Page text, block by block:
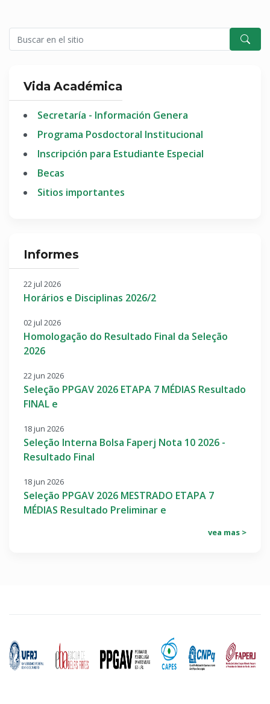
Vida Académica
Secretaría - Información Genera
Programa Posdoctoral Institucional
Inscripción para Estudiante Especial
Becas
Sitios importantes
Informes
22 jul 2026
Horários e Disciplinas 2026/2
02 jul 2026
Homologação do Resultado Final da Seleção
2026
22 jun 2026
Seleção PPGAV 2026 ETAPA 7 MÉDIAS Resultado
FINAL e
18 jun 2026
Seleção Interna Bolsa Faperj Nota 10 2026 -
Resultado Final
18 jun 2026
Seleção PPGAV 2026 MESTRADO ETAPA 7
MÉDIAS Resultado Preliminar e
vea mas >